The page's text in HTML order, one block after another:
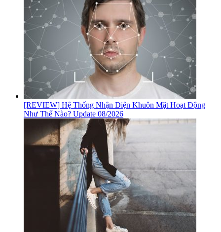
[REVIEW] Hệ Thống Nhận Diện Khuôn Mặt Hoạt Động
Như Thế Nào? Update 08/2026